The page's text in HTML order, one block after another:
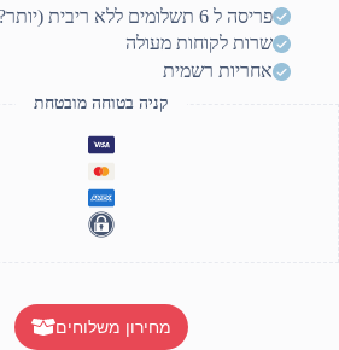
פריסה ל 6 תשלומים ללא ריבית (יותר? דברו איתנו)
שרות לקוחות מעולה
אחריות רשמית
קניה בטוחה מובטחת
מחירון משלוחים